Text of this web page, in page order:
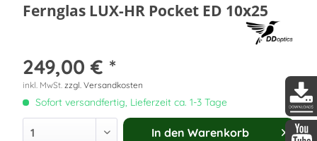
Fernglas LUX-HR Pocket ED 10x25
249,00 € *
inkl. MwSt. zzgl. Versandkosten
Sofort versandfertig, Lieferzeit ca. 1-3 Tage
In den Warenkorb